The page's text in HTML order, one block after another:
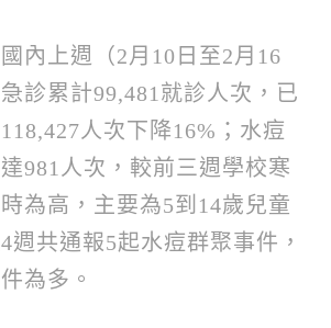
內上週（2月 10 日至2月 16
診累計99,481 就診人次，已
118,427人次下降16% ；水痘
981 人次，較前三週學校寒
為高，主要為5到 14歲兒童
4週共通報5起水痘群聚事件，
為多。